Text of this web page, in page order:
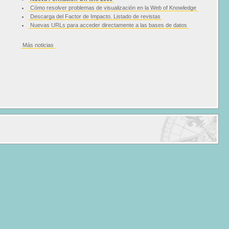
Cómo resolver problemas de visualización en la Web of Knowledge
Descarga del Factor de Impacto. Listado de revistas
Nuevas URLs para acceder directamente a las bases de datos
Más noticias